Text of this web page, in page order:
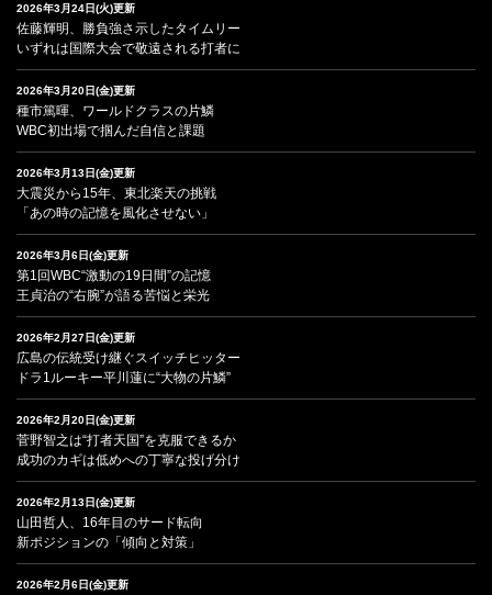
2026年3月24日(火)更新
佐藤輝明、勝負強さ示したタイムリー
いずれは国際大会で敬遠される打者に
2026年3月20日(金)更新
種市篤暉、ワールドクラスの片鱗
WBC初出場で掴んだ自信と課題
2026年3月13日(金)更新
大震災から15年、東北楽天の挑戦
「あの時の記憶を風化させない」
2026年3月6日(金)更新
第1回WBC“激動の19日間”の記憶
王貞治の“右腕”が語る苦悩と栄光
2026年2月27日(金)更新
広島の伝統受け継ぐスイッチヒッター
ドラ1ルーキー平川蓮に“大物の片鱗”
2026年2月20日(金)更新
菅野智之は“打者天国”を克服できるか
成功のカギは低めへの丁寧な投げ分け
2026年2月13日(金)更新
山田哲人、16年目のサード転向
新ポジションの「傾向と対策」
2026年2月6日(金)更新